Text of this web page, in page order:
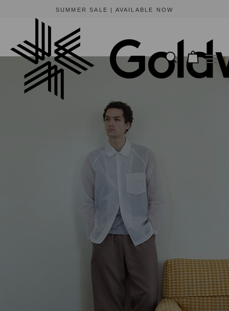
SUMMER SALE | AVAILABLE NOW